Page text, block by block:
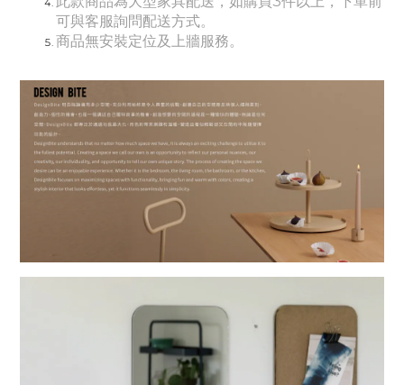
可與客服詢問配送方式。
商品無安裝定位及上牆服務。